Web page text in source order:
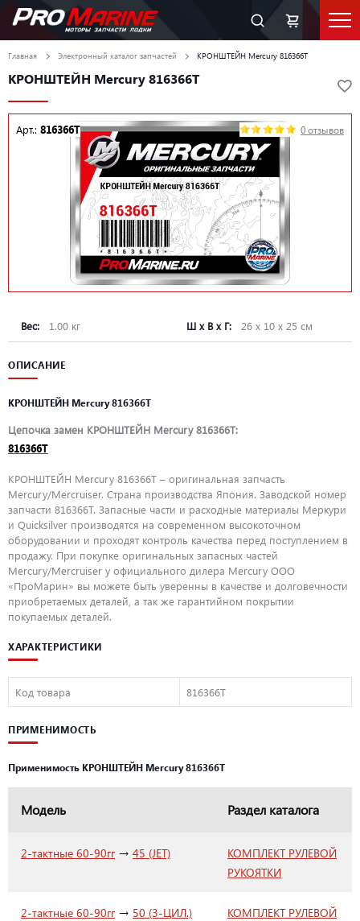
Главная Электронный каталог запчастей КРОНШТЕЙН Mercury 816366T
КРОНШТЕЙН Mercury 816366T
Арт.: 816366T 0 отзывов
Вес: 1.00 кг Ш х В х Г: 26 х 10 х 25 см
ОПИСАНИЕ
КРОНШТЕЙН Mercury 816366T
Цепочка замен КРОНШТЕЙН Mercury 816366T:
816366T
КРОНШТЕЙН Mercury 816366T – оригинальная запчасть
Mercury/Mercruiser. Страна производства Япония. Заводской номер
запчасти 816366T. Запасные части и расходные материалы Меркури
и Quicksilver производятся на современном высокоточном
оборудовании и проходят контроль качества перед поступлением в
продажу. При покупке оригинальных запасных частей
Mercury/Mercruiser у официального дилера Mercury ООО
«ПроМарин» вы можете быть уверенны в качестве и долговечности
приобретаемых деталей, а так же гарантийном покрытии
покупаемых деталей.
ХАРАКТЕРИСТИКИ
Код товара 816366T
ПРИМЕНИМОСТЬ
Применимость КРОНШТЕЙН Mercury 816366T
Модель Раздел каталога
2-тактные 60-90гг → 45 (JET)
КОМПЛЕКТ РУЛЕВОЙ
РУКОЯТКИ
2-тактные 60-90гг → 50 (3-ЦИЛ.)
КОМПЛЕКТ РУЛЕВОЙ